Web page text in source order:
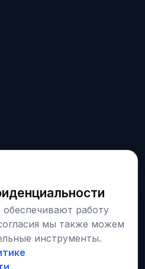
работу
мы также можем
инструменты.